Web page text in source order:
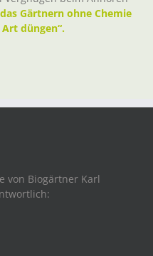
Gärtnern ohne Chemie
düngen“.
von Biogärtner Karl